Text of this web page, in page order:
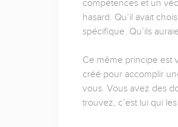
compétences et un
hasard. Qu’il avait
spécifique. Qu’ils
Ce même principe est
créé pour accomplir
vous. Vous avez des
trouvez, c’est lui qui